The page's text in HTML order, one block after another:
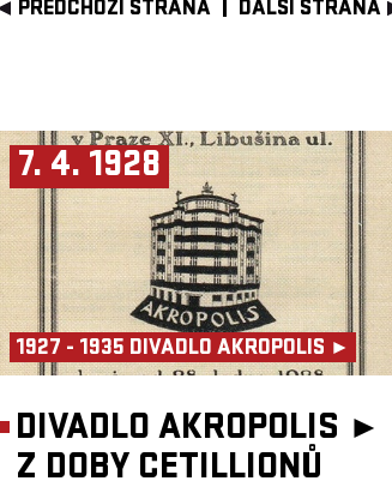
PŘEDCHOZÍ STRANA DALŠÍ STRANA
7. 4. 1928
1927 - 1935 DIVADLO AKROPOLIS ►
DIVADLO AKROPOLIS ►
Z DOBY CETILLIONŮ